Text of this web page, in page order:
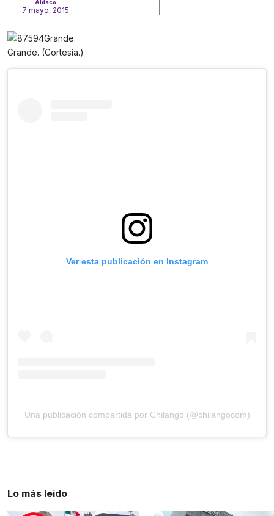
Aldaco
7 mayo, 2015
Grande. (Cortesía.)
Ver esta publicación en Instagram
Una publicación compartida por Chilango (@chilangocom)
Lo más leído